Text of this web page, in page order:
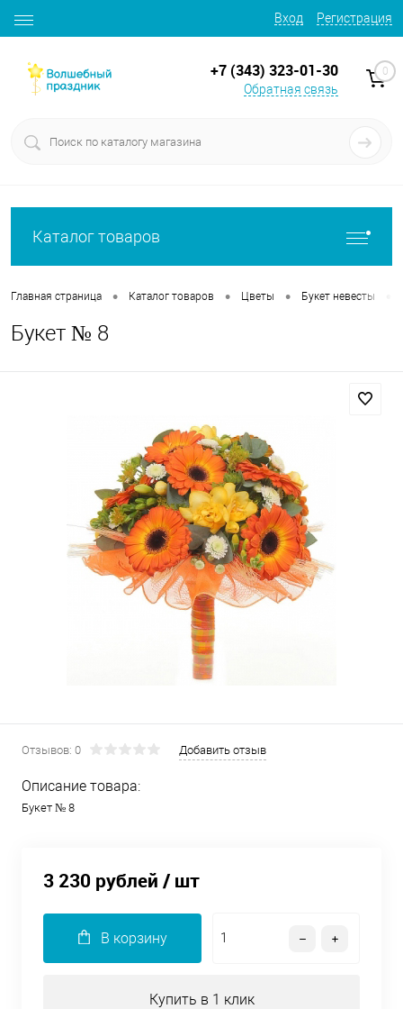
Вход Регистрация
+7 (343) 323-01-30
Обратная связь
0
Каталог товаров
Главная страница • Каталог товаров • Цветы • Букет невесты
Букет № 8
Отзывов: 0 Добавить отзыв
Описание товара:
Букет № 8
3 230 рублей / шт
В корзину
Купить в 1 клик